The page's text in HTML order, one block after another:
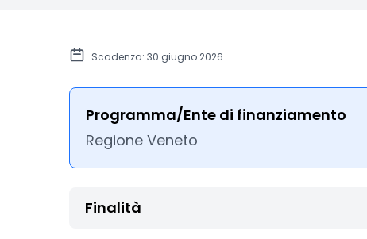
Scadenza: 30 giugno 2026
Programma/Ente di finanziamento
Regione Veneto
Finalità